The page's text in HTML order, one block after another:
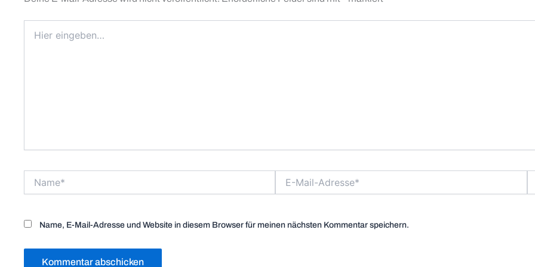
eingeben…
Mail-
Name, E-Mail-Adresse und Website in diesem Browser für meinen nächsten Kommentar speichern.